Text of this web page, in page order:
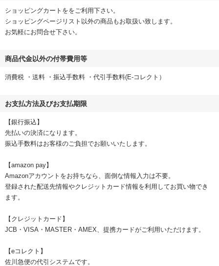
ショッピングカートををご利用下さい。
ショッピングページリスト以外の商品もお取扱い致します。
お気軽にお問合せ下さい。
商品代金以外の付帯費用等
消費税 ・送料 ・振込手数料 ・代引手数料(E-コレクト）
お支払方法及びお支払期限
【銀行振込】
先払いの決済になります。
振込手数料はお客様のご負担でお願いいたします。
【amazon pay】
Amazonアカウントをお持ちなら、面倒な情報入力は不要。
登録された配送先情報やクレジットカード情報を利用してお買い物でき
ます。
【クレジットカード】
JCB・VISA・MASTER・AMEX、提携カードがご利用いただけます。
【eコレクト】
佐川急便の代引システムです。